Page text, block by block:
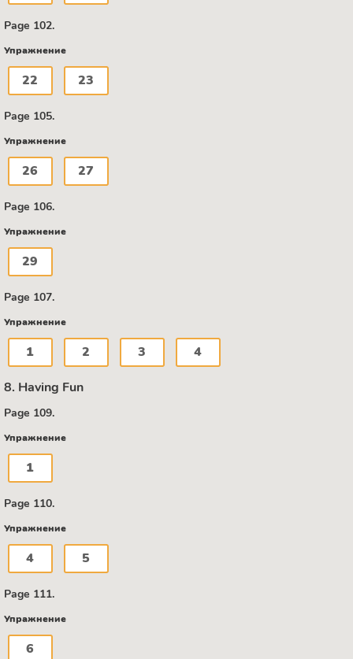
Page 102.
Упражнение
22 23
Page 105.
Упражнение
26 27
Page 106.
Упражнение
29
Page 107.
Упражнение
1 2 3 4
8. Having Fun
Page 109.
Упражнение
1
Page 110.
Упражнение
4 5
Page 111.
Упражнение
6